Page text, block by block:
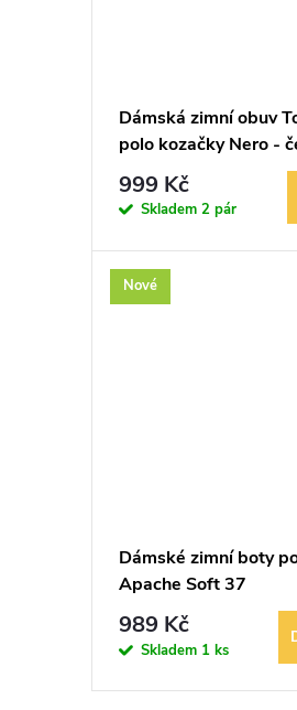
Dámská zimní obuv
polo kozačky Nero -
999 Kč
Skladem 2 pár
Nové
Dámské zimní boty
Apache Soft 37
989 Kč
Skladem 1 ks